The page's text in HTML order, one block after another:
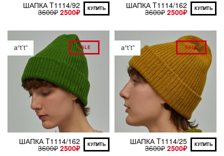
ШАПКА T1114/92
3600₽ 2500₽ КУПИТЬ ШАПКА T1114/162
3600₽ 2500₽ КУПИТЬ
a°t’t” SALE
ШАПКА T1114/162
3600₽ 2500₽ КУПИТЬ
a°t’t” SALE
ШАПКА T1114/25
3600₽ 2500₽ КУПИТЬ